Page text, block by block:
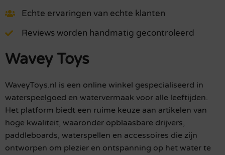
Echte ervaringen van echte klanten
Reviews worden handmatig gecontroleerd
Wavey Toys
WaveyToys.nl is een online winkel gespecialiseerd in
waterspeelgoed en watervermaak voor alle leeftijden.
Het platform biedt een ruime keuze aan artikelen van
hoge kwaliteit, waaronder opblaasbare drijvers,
paddleboards, waterspellen en accessoires die zijn
ontworpen om plezier en ontspanning op het water te